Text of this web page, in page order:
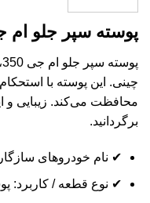
پوسته سپر جلو ام جی
چینی. این پوسته با
محافظت می‌کند. زیبایی و
برگردانید.
✔ نام خودروهای سازگار:
✔ نوع قطعه / کاربرد: